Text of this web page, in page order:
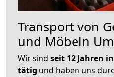
Transport von
und Möbeln
Wir sind seit 12 Jahren
tätig und haben uns